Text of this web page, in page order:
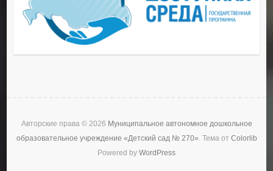
Авторские права © 2026 Муниципальное автономное дошкольное
образовательное учреждение «Детский сад № 270». Тема от Colorlib
Powered by WordPress